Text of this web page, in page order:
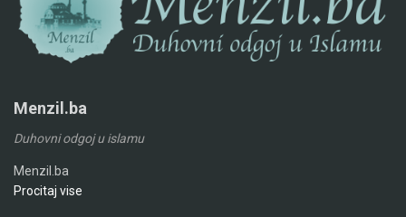
Menzil.ba
Duhovni odgoj u islamu
Menzil.ba
Procitaj vise